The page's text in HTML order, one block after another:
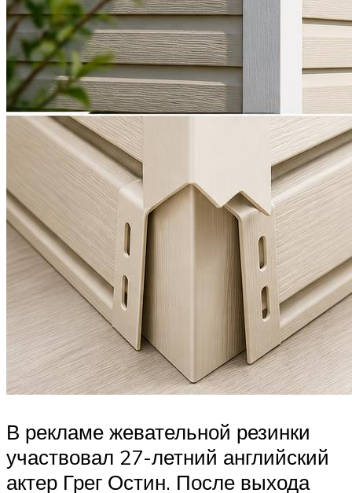
В рекламе жевательной резинки
участвовал 27-летний английский
актер Грег Остин. После выхода